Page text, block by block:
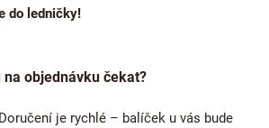
do ledničky!
objednávku čekat?
je rychlé – balíček u vás bude